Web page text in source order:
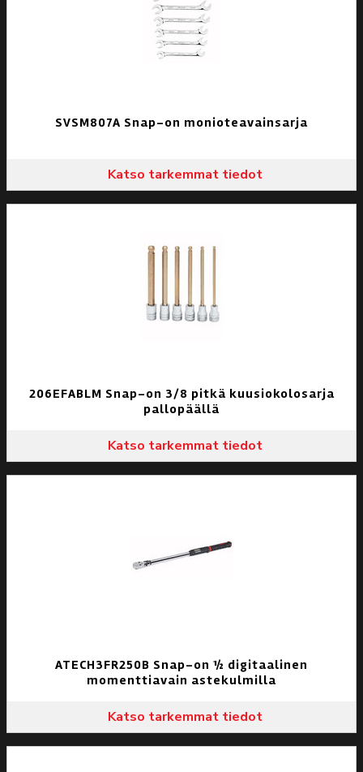
SVSM807A Snap-on monioteavainsarja
Katso tarkemmat tiedot
206EFABLM Snap-on 3/8 pitkä kuusiokolosarja
pallopäällä
Katso tarkemmat tiedot
ATECH3FR250B Snap-on ½ digitaalinen
momenttiavain astekulmilla
Katso tarkemmat tiedot